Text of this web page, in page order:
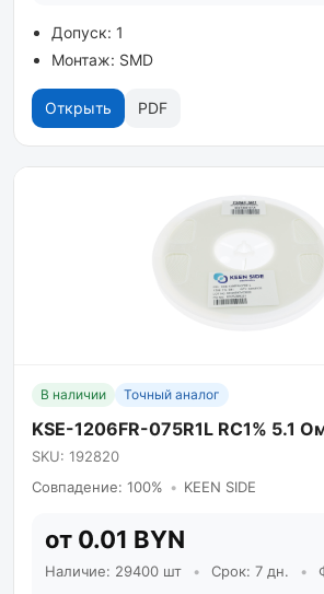
Допуск: 1
Монтаж: SMD
Открыть PDF
В наличии Точный аналог
KSE-1206FR-075R1L RC1% 5.1
SKU: 192820
Совпадение: 100% • KEEN SIDE
от 0.01 BYN
Наличие: 29400 шт • Срок: 7 дн. •